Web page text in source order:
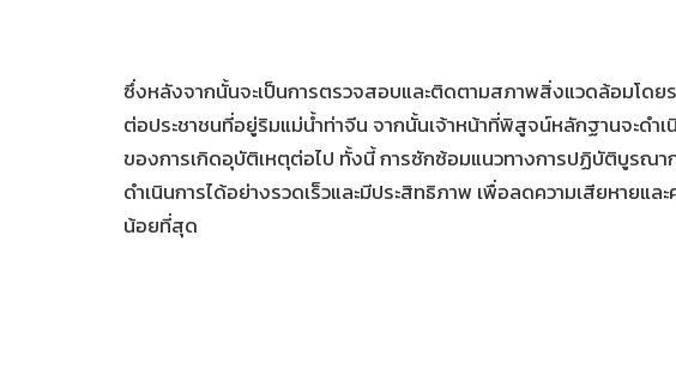
ซึ่งหลังจากนั้นจะเป็นการตรวจสอบและติดตามสภาพสิ่งแวดล้อมโดย
ต่อประชาชนที่อยู่ริมแม่น้ำท่าจีน จากนั้นเจ้าหน้าที่พิสูจน์หลักฐานจะดำ
ของการเกิดอุบัติเหตุต่อไป ทั้งนี้ การซักซ้อมแนวทางการปฏิบัติบูรณาก
ดำเนินการได้อย่างรวดเร็วและมีประสิทธิภาพ เพื่อลดความเสียหายแ
น้อยที่สุด